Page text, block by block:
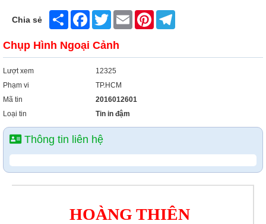
Chia sẻ Share FacebookTwitter Email Pinterest
Chụp Hình Ngoại Cảnh
Lượt xem
12325
Phạm vi
TP.HCM
Mã tin
2016012601
Loại tin
Tin in đậm
Thông tin liên hệ
HOÀNG THIÊN